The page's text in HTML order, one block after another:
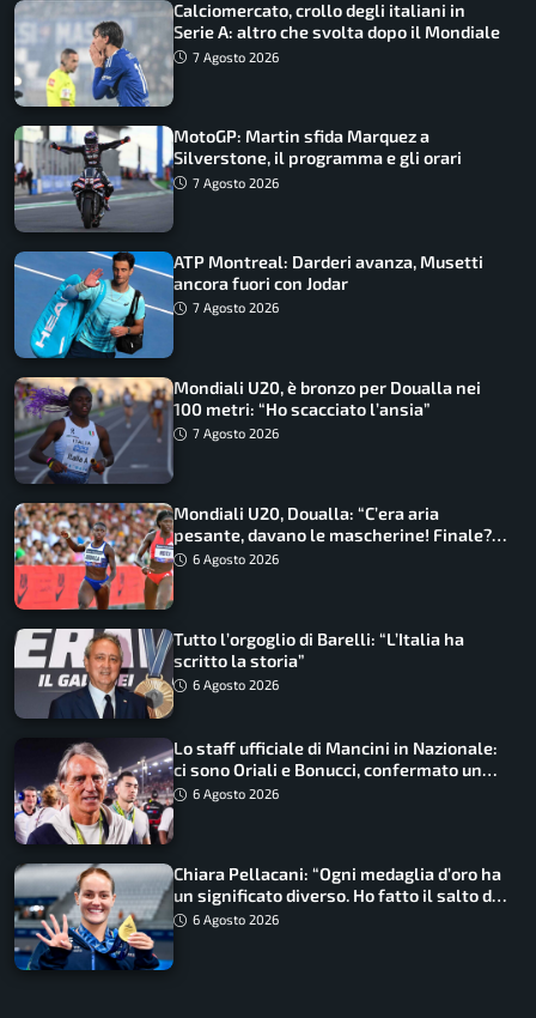
Calciomercato, crollo degli italiani in
Serie A: altro che svolta dopo il Mondiale
7 Agosto 2026
MotoGP: Martin sfida Marquez a
Silverstone, il programma e gli orari
7 Agosto 2026
ATP Montreal: Darderi avanza, Musetti
ancora fuori con Jodar
7 Agosto 2026
Mondiali U20, è bronzo per Doualla nei
100 metri: “Ho scacciato l’ansia”
7 Agosto 2026
Mondiali U20, Doualla: “C’era aria
pesante, davano le mascherine! Finale?
Non ho nulla da perdere”
6 Agosto 2026
Tutto l’orgoglio di Barelli: “L’Italia ha
scritto la storia”
6 Agosto 2026
Lo staff ufficiale di Mancini in Nazionale:
ci sono Oriali e Bonucci, confermato un
ritorno
6 Agosto 2026
Chiara Pellacani: “Ogni medaglia d’oro ha
un significato diverso. Ho fatto il salto di
qualità”
6 Agosto 2026